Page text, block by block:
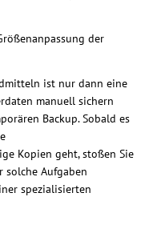
der
ist nur dann eine
manuell sichern
Backup. Sobald es
Kopien geht, stoßen Sie
solche Aufgaben
spezialisierten